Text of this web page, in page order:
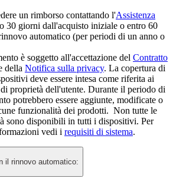
un rimborso contattando l'Assistenza
30 giorni dall'acquisto iniziale o entro 60
automatico (per periodi di un anno o
è soggetto all'accettazione del Contratto
della Notifica sulla privacy. La copertura di
deve essere intesa come riferita ai
proprietà dell'utente. Durante il periodo di
potrebbero essere aggiunte, modificate o
funzionalità dei prodotti. Non tutte le
sono disponibili in tutti i dispositivi. Per
vedi i requisiti di sistema.
il rinnovo automatico: